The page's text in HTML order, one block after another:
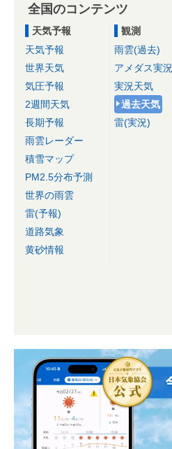
全国のコンテンツ
天気予報
天気予報
世界天気
気圧予報
2週間天気
長期予報
雨雲レーダー
積雪マップ
PM2.5分布予測
世界の雨雲
雷(予報)
道路気象
黄砂情報
観測
雨雲(過去)
アメダス実況
実況天気
過去天気
雷(実況)